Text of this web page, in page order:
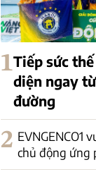
1Tiếp sức
diện ngay
đường
2 EVNGENCO1
chủ động ứng